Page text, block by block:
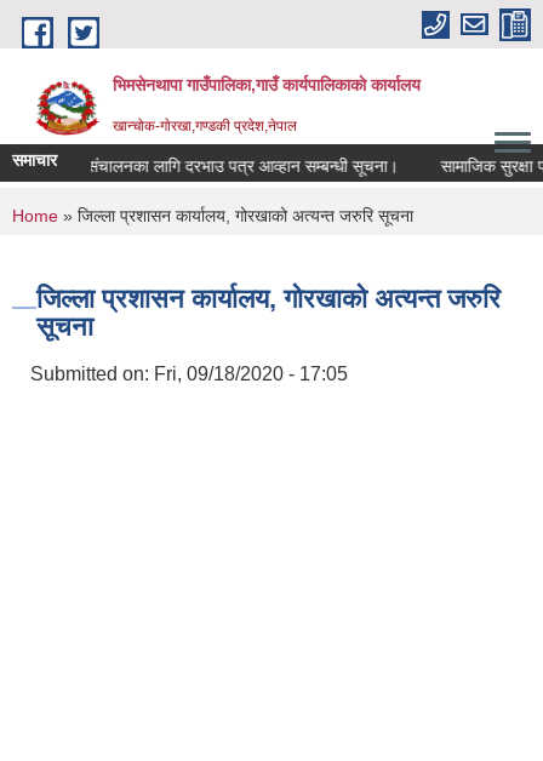
Skip to main content
भिमसेनथापा गाउँपालिका,गाउँ कार्यपालिकाकाे कार्यालय
खान्चोक-गाेरखा,गण्डकी प्रदेश,नेपाल
समाचार
चमेना गृह संचालनका लागि दरभाउ पत्र आव्हान सम्बन्धी सूचना। सामाजिक सुरक्षा
You are here
Home » जिल्ला प्रशासन कार्यालय, गोरखाको अत्यन्त जरुरि सूचना
जिल्ला प्रशासन कार्यालय, गोरखाको अत्यन्त जरुरि
सूचना
Submitted on: Fri, 09/18/2020 - 17:05